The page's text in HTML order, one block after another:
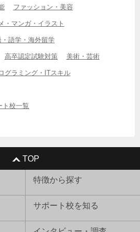
ファッション・美容
・マンガ・イラスト
・語学・海外留学
高卒認定試験対策 美術・芸術
グラミング・ITスキル
ト校一覧
TOP
特徴から探す
サポート校を知る